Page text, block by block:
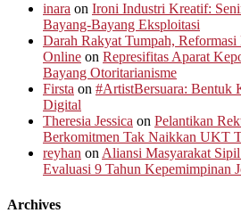
inara on Ironi Industri Kreatif:
Bayang-Bayang Eksploitasi
Darah Rakyat Tumpah,
Online on Represifitas Aparat
Bayang Otoritarianisme
Firsta on #ArtistBersuara: Bentuk
Digital
Theresia Jessica on Pelantikan
Berkomitmen Tak Naikkan UKT
reyhan onAliansi Masyarakat
Evaluasi 9 Tahun Kepemimpinan
Archives